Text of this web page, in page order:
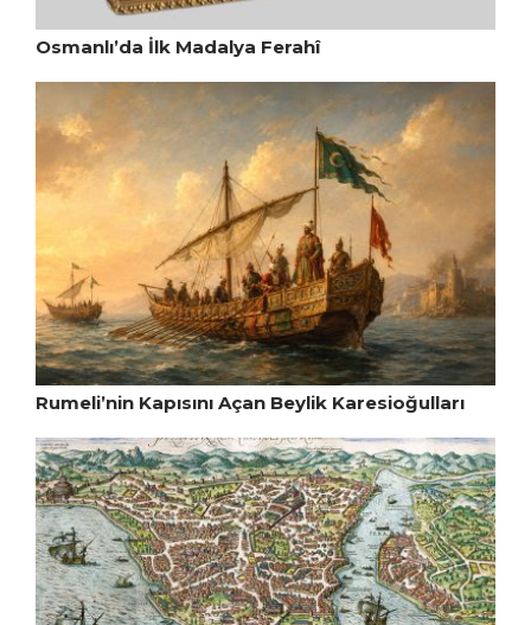
Osmanlı’da İlk Madalya Ferahî
Rumeli’nin Kapısını Açan Beylik Karesioğulları